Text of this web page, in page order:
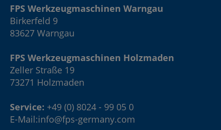
FPS Werkzeugmaschinen Warngau
Birkerfeld 9
83627 Warngau
FPS Werkzeugmaschinen Holzmaden
Zeller Straße 19
73271 Holzmaden
Service: +49 (0) 8024 - 99 05 0
E-Mail:info@fps-germany.com